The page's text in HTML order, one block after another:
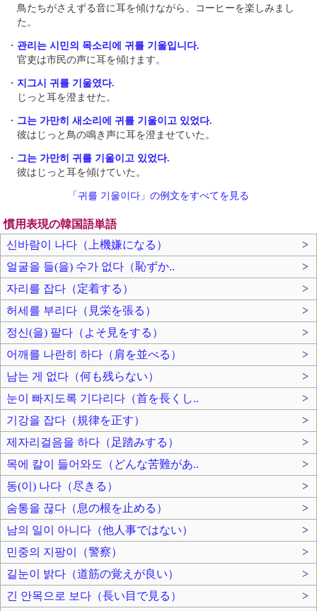
鳥たちがさえずる音に耳を傾けながら、コーヒーを楽しみまし
た。
・ 관리는 시민의 목소리에 귀를 기울입니다.
官吏は市民の声に耳を傾けます。
・ 지그시 귀를 기울였다.
じっと耳を澄ませた。
・ 그는 가만히 새소리에 귀를 기울이고 있었다.
彼はじっと鳥の鳴き声に耳を澄ませていた。
・ 그는 가만히 귀를 기울이고 있었다.
彼はじっと耳を傾けていた。
「귀를 기울이다」の例文をすべてを見る
慣用表現の韓国語単語
신바람이 나다（上機嫌になる）
>
얼굴을 들(을) 수가 없다（恥ずか..
>
자리를 잡다（定着する）
>
허세를 부리다（見栄を張る）
>
정신(을) 팔다（よそ見をする）
>
어깨를 나란히 하다（肩を並べる）
>
남는 게 없다（何も残らない）
>
눈이 빠지도록 기다리다（首を長くし..
>
기강을 잡다（規律を正す）
>
제자리걸음을 하다（足踏みする）
>
목에 칼이 들어와도（どんな苦難があ..
>
동(이) 나다（尽きる）
>
숨통을 끊다（息の根を止める）
>
남의 일이 아니다（他人事ではない）
>
민중의 지팡이（警察）
>
길눈이 밝다（道筋の覚えが良い）
>
긴 안목으로 보다（長い目で見る）
>